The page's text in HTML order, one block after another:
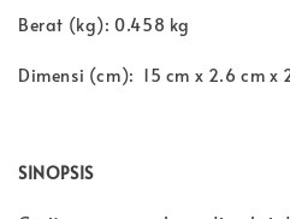
Berat (kg): 0.458 kg
Dimensi (cm): 15 cm x 2.6 cm x
SINOPSIS